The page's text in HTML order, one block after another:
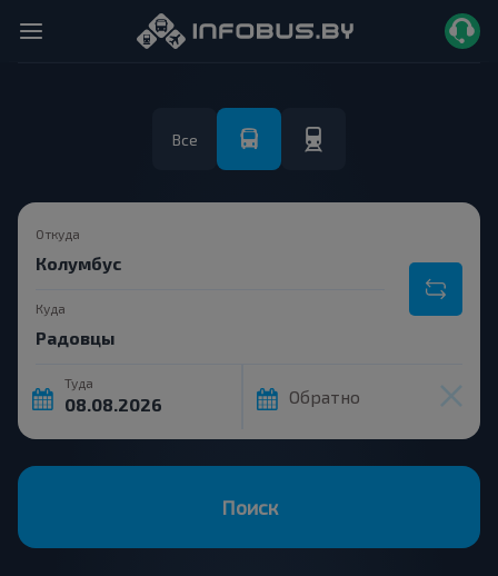
Все
Откуда
Куда
Туда
Обратно
Поиск